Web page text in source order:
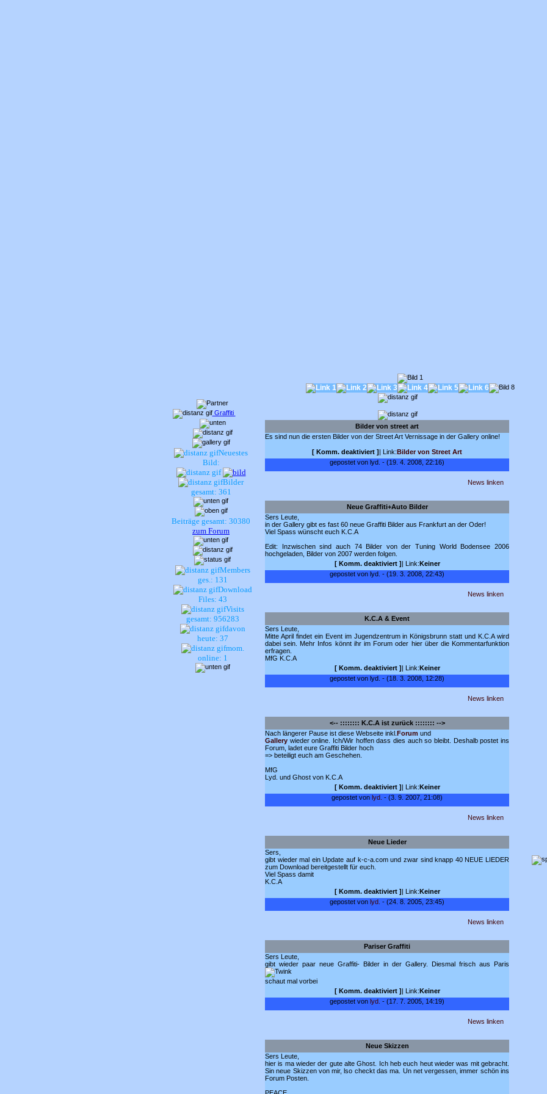
Graffiti
Neuestes
Bild:
Bilder
gesamt: 361
Beiträge gesamt: 30380
zum Forum
Members
ges.: 131
Download
Files: 43
Visits
gesamt: 956283
davon
heute: 37
mom.
online: 1
Bilder von street art
Es sind nun die ersten Bilder von der Street Art Vernissage in der Gallery online!
[ Komm. deaktiviert ]| Link:Bilder von Street Art
gepostet von lyd. - (19. 4. 2008, 22:16)
News linken
Neue Graffiti+Auto Bilder
Sers Leute,
in der Gallery gibt es fast 60 neue Graffiti Bilder aus Frankfurt an der Oder!
Viel Spass wünscht euch K.C.A
Edit: Inzwischen sind auch 74 Bilder von der Tuning World Bodensee 2006
hochgeladen, Bilder von 2007 werden folgen.
[ Komm. deaktiviert]| Link:Keiner
gepostet von lyd. - (19. 3. 2008, 22:43)
News linken
K.C.A & Event
Sers Leute,
Mitte April findet ein Event im Jugendzentrum in Königsbrunn statt und K.C.A wird
dabei sein. Mehr Infos könnt ihr im Forum oder hier über die Kommentarfunktion
erfragen.
MfG K.C.A
[ Komm. deaktiviert]| Link:Keiner
gepostet von lyd. - (18. 3. 2008, 12:28)
News linken
<-- :::::::: K.C.A ist zurück :::::::: -->
Nach längerer Pause ist diese Webseite inkl. Forum und
Gallery wieder online. Ich/Wir hoffen dass dies auch so bleibt. Deshalb postet ins
Forum, ladet eure Graffiti Bilder hoch
=> beteiligt euch am Geschehen.
MfG
Lyd. und Ghost von K.C.A
[ Komm. deaktiviert]| Link:Keiner
gepostet von lyd. - (3. 9. 2007, 21:08)
News linken
Neue Lieder
Sers,
gibt wieder mal ein Update auf k-c-a.com und zwar sind knapp 40 NEUE LIEDER
zum Download bereitgestellt für euch.
Viel Spass damit
K.C.A
[ Komm. deaktiviert]| Link:Keiner
gepostet von lyd. - (24. 8. 2005, 23:45)
News linken
Pariser Graffiti
Sers Leute,
gibt wieder paar neue Graffiti- Bilder in der Gallery. Diesmal frisch aus Paris
schaut mal vorbei
[ Komm. deaktiviert]| Link:Keiner
gepostet von lyd. - (17. 7. 2005, 14:19)
News linken
Neue Skizzen
Sers Leute,
hier is ma wieder der gute alte Ghost. Ich heb euch heut wieder was mit gebracht.
Sin neue Skizzen von mir, lso checkt das ma. Un net vergessen, immer schön ins
Forum Posten.